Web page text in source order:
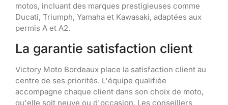
motos, incluant des marques prestigieuses comme
Ducati, Triumph, Yamaha et Kawasaki, adaptées aux
permis A et A2.
La garantie satisfaction client
Victory Moto Bordeaux place la satisfaction client au
centre de ses priorités. L'équipe qualifiée
accompagne chaque client dans son choix de moto,
qu'elle soit neuve ou d'occasion. Les conseillers